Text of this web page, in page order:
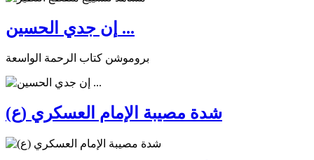
إن جدي الحسين ...
بروموشن كتاب الرحمة الواسعة
شدة مصيبة الإمام العسكري (ع)